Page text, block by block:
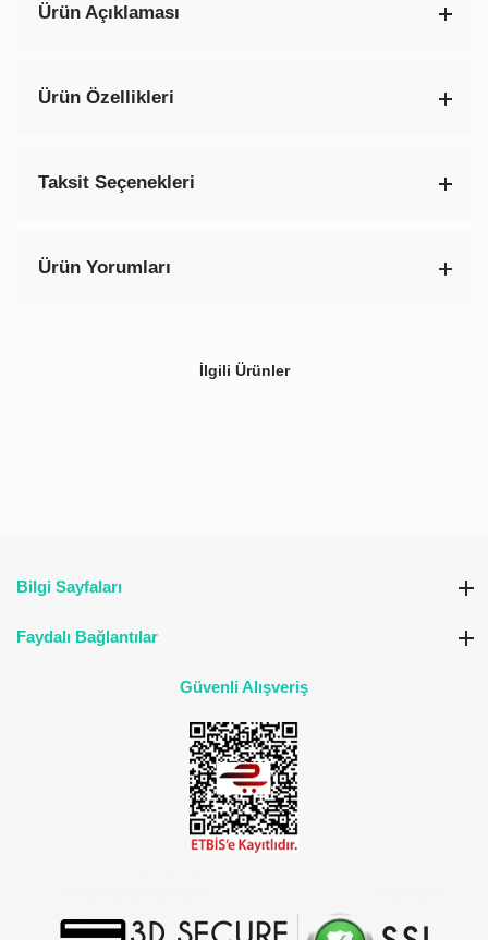
Ürün Açıklaması
Ürün Özellikleri
Taksit Seçenekleri
Ürün Yorumları
İlgili Ürünler
Bilgi Sayfaları
Faydalı Bağlantılar
Güvenli Alışveriş